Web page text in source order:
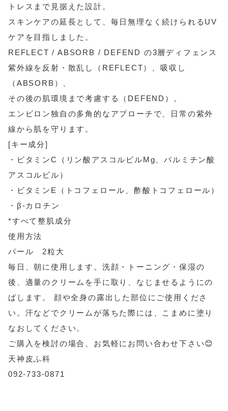
トレスまで見据えた設計。
スキンケアの延長として、毎日無理なく続けられるUV
ケアを目指しました。
REFLECT / ABSORB / DEFEND の3層ディフェンス
紫外線を反射・散乱し（REFLECT）、吸収し
（ABSORB）、
その後の肌環境まで考慮する（DEFEND）。
エンビロン独自の多角的なアプローチで、日常の紫外
線から肌を守ります。
[キー成分]
・ビタミンC（リン酸アスコルビルMg、パルミチン酸
アスコルビル）
・ビタミンE（トコフェロール、酢酸トコフェロール）
・β-カロチン
*すべて整肌成分
使用方法
パール 2粒大
毎日、朝に使用します。洗顔・トーニング・保湿の
後、適量のクリームを手に取り、なじませるようにの
ばします。 顔や全身の露出した部位にご使用くださ
い。汗などでクリームが落ちた際には、こまめに塗り
なおしてください。
ご購入を検討の場合、お気軽にお問い合わせ下さい😊
天神皮ふ科
092-733-0871